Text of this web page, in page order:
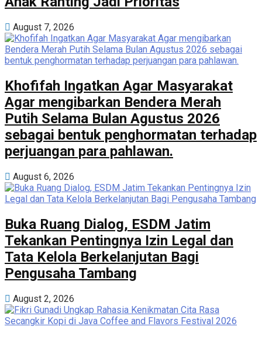
August 7, 2026
Khofifah Ingatkan Agar Masyarakat
Agar mengibarkan Bendera Merah
Putih Selama Bulan Agustus 2026
sebagai bentuk penghormatan terhadap
perjuangan para pahlawan.
August 6, 2026
Buka Ruang Dialog, ESDM Jatim
Tekankan Pentingnya Izin Legal dan
Tata Kelola Berkelanjutan Bagi
Pengusaha Tambang
August 2, 2026